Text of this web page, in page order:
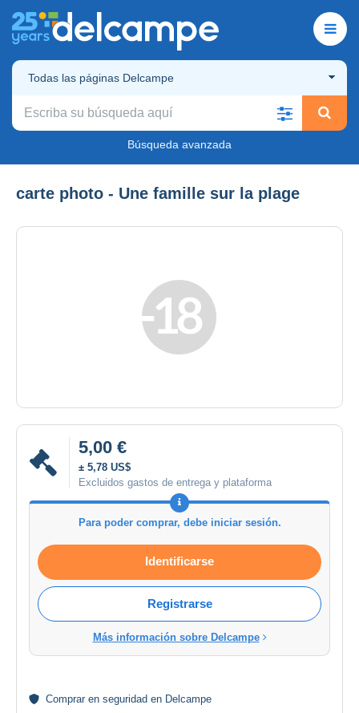
Todas las páginas Delcampe
Búsqueda avanzada
carte photo - Une famille sur la plage
5,00 €
± 5,78 US$
Excluidos gastos de entrega y plataforma
Para poder comprar, debe iniciar sesión.
Identificarse
Registrarse
Más información sobre Delcampe
Comprar en seguridad en Delcampe